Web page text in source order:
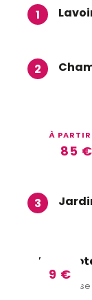
1
2
À PARTIR
85 €
A La
3
9 €
Parc
Orchaise